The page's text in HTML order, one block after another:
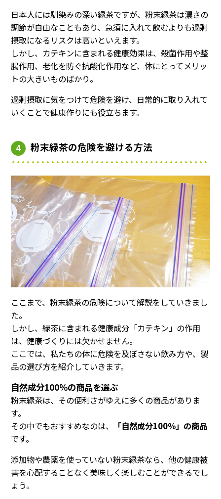
日本人には馴染みの深い緑茶ですが、粉末緑茶は濃さの
調節が自由なこともあり、急須に入れて飲むよりも過剰
摂取になるリスクは高いといえます。
しかし、カテキンに含まれる健康効果は、殺菌作用や整
腸作用、老化を防ぐ抗酸化作用など、体にとってメリッ
トの大きいものばかり。
過剰摂取に気をつけて危険を避け、日常的に取り入れて
いくことで健康作りにも役立ちます。
4 粉末緑茶の危険を避ける方法
ここまで、粉末緑茶の危険について解説をしていきまし
た。
しかし、緑茶に含まれる健康成分「カテキン」の作用
は、健康づくりには欠かせません。
ここでは、私たちの体に危険を及ぼさない飲み方や、製
品の選び方を紹介していきます。
自然成分100％の商品を選ぶ
粉末緑茶は、その便利さがゆえに多くの商品がありま
す。
その中でもおすすめなのは、
「自然成分100％」の商品
です。
添加物や農薬を使っていない粉末緑茶なら、他の健康被
害を心配することなく美味しく楽しむことができるでし
ょう。